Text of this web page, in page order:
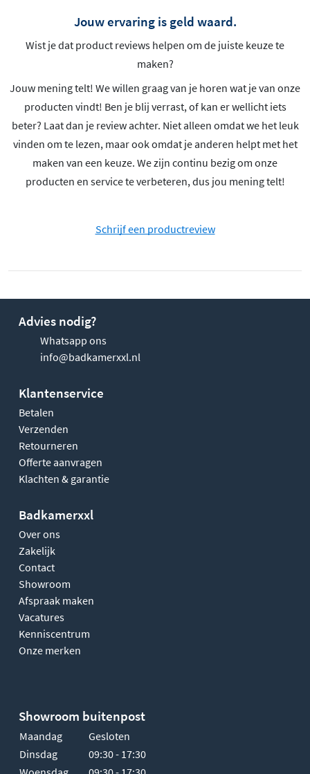
Jouw ervaring is geld waard.
Wist je dat product reviews helpen om de juiste keuze te
maken?
Jouw mening telt! We willen graag van je horen wat je van onze
producten vindt! Ben je blij verrast, of kan er wellicht iets
beter? Laat dan je review achter. Niet alleen omdat we het leuk
vinden om te lezen, maar ook omdat je anderen helpt met het
maken van een keuze. We zijn continu bezig om onze
producten en service te verbeteren, dus jou mening telt!
Schrijf een productreview
Advies nodig?
Whatsapp ons
info@badkamerxxl.nl
Klantenservice
Betalen
Verzenden
Retourneren
Offerte aanvragen
Klachten & garantie
Badkamerxxl
Over ons
Zakelijk
Contact
Showroom
Afspraak maken
Vacatures
Kenniscentrum
Onze merken
Showroom buitenpost
Maandag
Gesloten
Dinsdag
09:30 - 17:30